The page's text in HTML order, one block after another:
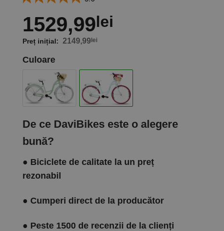
1529,99lei
2149,99lei
Culoare
De ce DaviBikes este o alegere
bună?
● Biciclete de calitate la un preț
rezonabil
● Cumperi direct de la producător
● Peste 1500 de recenzii de la clienți